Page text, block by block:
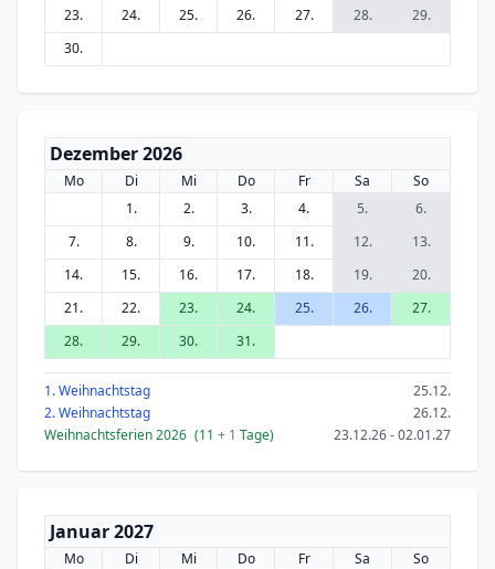
23. 24. 25. 26. 27. 28.
29.
30.
Dezember 2026
Mo Di Mi Do Fr Sa
So
1.
2. 3. 4. 5.
6.
7.
8. 9. 10. 11. 12.
13.
14.
15. 16. 17. 18. 19.
20.
21.
22. 23. 24. 25. 26.
27.
28.
29. 30. 31.
1. Weihnachtstag
25.12.
2. Weihnachtstag
26.12.
Weihnachtsferien 2026 (11 + 1 Tage) 23.12.26 - 02.01.27
Januar 2027
Mo Di Mi Do Fr Sa
So